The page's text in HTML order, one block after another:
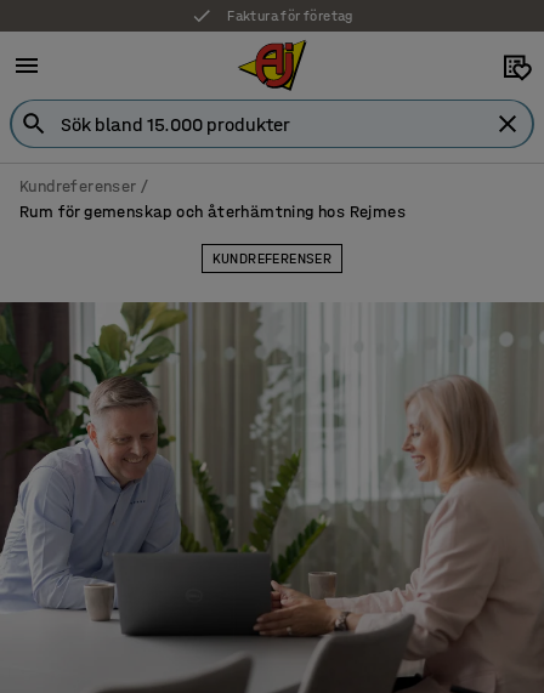
7 års garanti
Kundreferenser
Rum för gemenskap och återhämtning hos Rejmes
KUNDREFERENSER